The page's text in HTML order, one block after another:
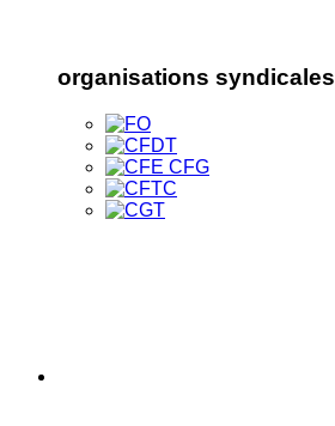
organisations syndicales